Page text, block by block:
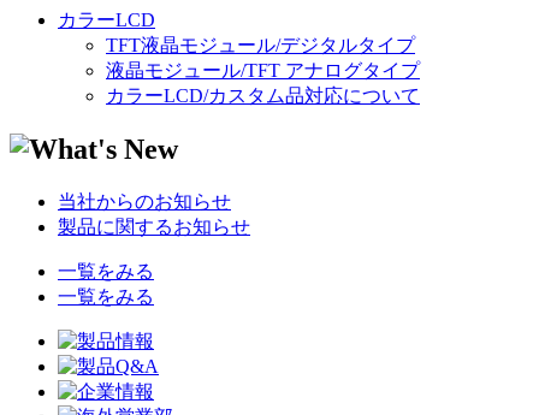
カラーLCD
TFT液晶モジュール/デジタルタイプ
液晶モジュール/TFT アナログタイプ
カラーLCD/カスタム品対応について
当社からのお知らせ
製品に関するお知らせ
一覧をみる
一覧をみる